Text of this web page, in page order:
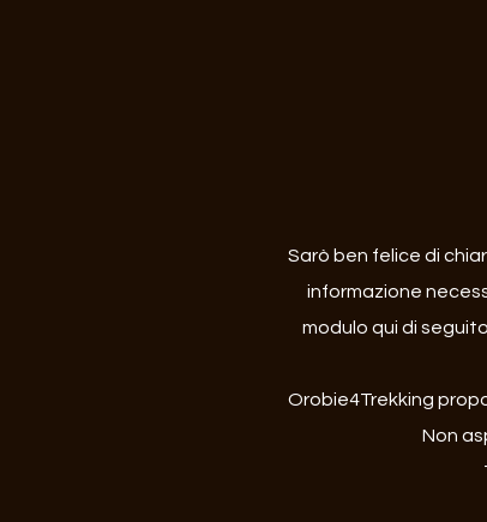
Sarò ben felice di
informazione
modulo qui di
Orobie4Trekking
Non